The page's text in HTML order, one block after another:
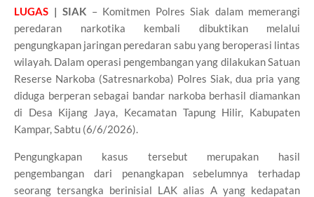
LUGAS | SIAK – Komitmen Polres Siak dalam memerangi
peredaran narkotika kembali dibuktikan melalui
pengungkapan jaringan peredaran sabu yang beroperasi lintas
wilayah. Dalam operasi pengembangan yang dilakukan Satuan
Reserse Narkoba (Satresnarkoba) Polres Siak, dua pria yang
diduga berperan sebagai bandar narkoba berhasil diamankan
di Desa Kijang Jaya, Kecamatan Tapung Hilir, Kabupaten
Kampar, Sabtu (6/6/2026).
Pengungkapan kasus tersebut merupakan hasil
pengembangan dari penangkapan sebelumnya terhadap
seorang tersangka berinisial LAK alias A yang kedapatan